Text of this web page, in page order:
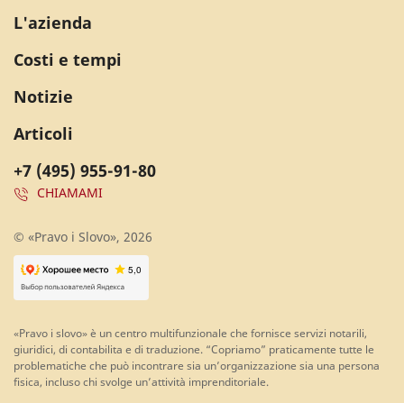
+7 (495) 955-91-80
CHIAMAMI
L'azienda
Costi e tempi
Notizie
Articoli
© «Pravo i Slovo», 2026
«Pravo i slovo» è un centro multifunzionale che fornisce servizi notarili,
giuridici, di contabilita e di traduzione. “Copriamo” praticamente tutte le
problematiche che può incontrare sia un’organizzazione sia una persona
fisica, incluso chi svolge un’attività imprenditoriale.